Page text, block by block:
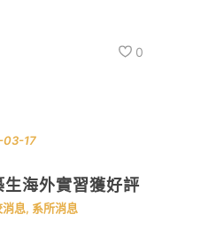
0
17
海外實習獲好評
息, 系所消息